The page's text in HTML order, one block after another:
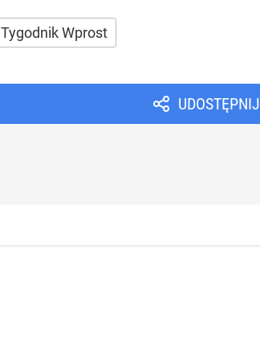
Tygodnik Wprost
UDOSTĘPNIJ